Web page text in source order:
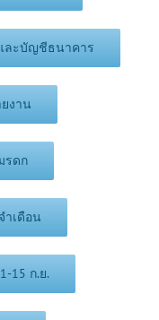
ละบัญชีธนาคาร
งาน
รดก
เดือน
15 ก.ย.